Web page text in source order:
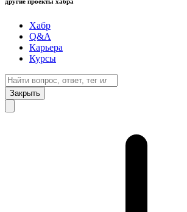
Хабр
Q&A
Карьера
Курсы
Закрыть